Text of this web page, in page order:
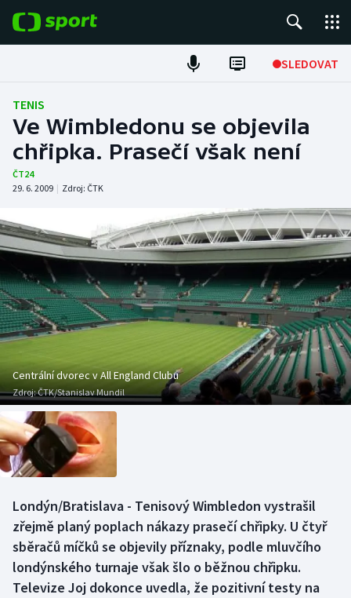
SLEDOVAT
Fotbal
Hokej
Tenis
Cyklistika
DALŠÍ SPORTY
Americký fotbal
Baseball a softbal
Basketbal
Biatlon
Boby a skeleton
Box
Curling
Dostihy
NEPŘEHLÉDNĚTE
Soutěže
Historické návraty
Aplikace ČT sport
AZ kvíz
TENIS
Ve Wimbledonu se objevila
chřipka. Prasečí však není
ČT24
29. 6. 2009 | Zdroj: ČTK
Centrální dvorec v All England Clubu
Zdroj:ČTK/Stanislav Mundil
Londýn/Bratislava - Tenisový Wimbledon vystrašil
zřejmě planý poplach nákazy prasečí chřipky. U čtyř
sběračů míčků se objevily příznaky, podle mluvčího
londýnského turnaje však šlo o běžnou chřipku.
Televize Joj dokonce uvedla, že pozitivní testy na